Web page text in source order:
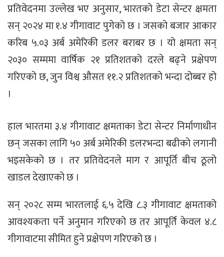
प्रतिवेदनमा उल्लेख भए अनुसार, भारतको डेटा सेन्टर क्षमता
सन् २०२४ मा १.४ गीगावाट पुगेको छ । जसको बजार आकार
करिब ५.०३ अर्ब अमेरिकी डलर बराबर छ । यो क्षमता सन्
२०३० सम्ममा वार्षिक २१ प्रतिशतको दरले बढ्ने प्रक्षेपण
गरिएको छ, जुन विश्व औसत ११.२ प्रतिशतको भन्दा दोब्बर हो
।
हाल भारतमा ३.४ गीगावाट क्षमताका डेटा सेन्टर निर्माणाधीन
छन् जसका लागि ५० अर्ब अमेरिकी डलरभन्दा बढीको लगानी
भइसकेको छ । तर प्रतिवेदनले माग र आपूर्ति बीच ठूलो
खाडल देखाएको छ ।
सन् २०२८ सम्म भारतलाई ६.५ देखि ८.३ गीगावाट क्षमताको
आवश्यकता पर्ने अनुमान गरिएको छ तर आपूर्ति केवल ४.८
गीगावाटमा सीमित हुने प्रक्षेपण गरिएको छ ।